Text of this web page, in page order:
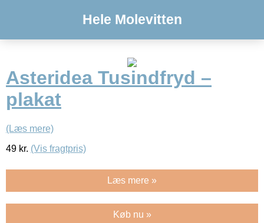
Hele Molevitten
Asteridea Tusindfryd –
plakat
(Læs mere)
49 kr. (Vis fragtpris)
Læs mere »
Køb nu »